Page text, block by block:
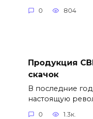
0 804
Продукция
скачок
В последние
настоящую
0 1.3к.